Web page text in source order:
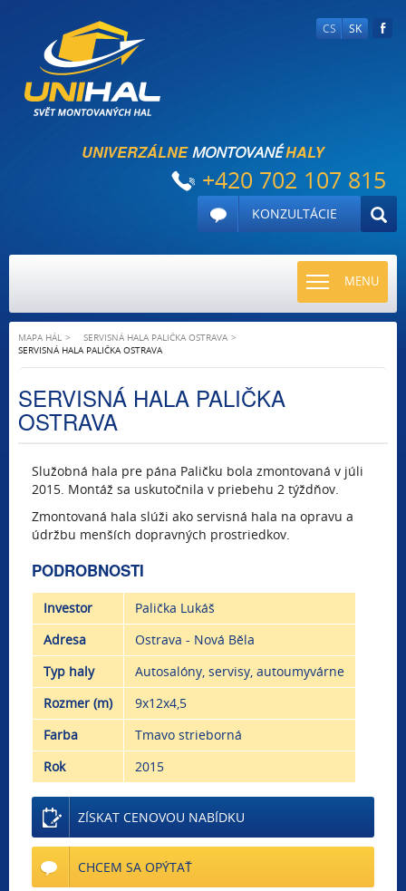
CS SK
UNIVERZÁLNEMONTOVANÉHALY
+420 702 107 815
KONZULTÁCIE
MENU
TOGGLE
MAPA HÁL
SERVISNÁ HALA PALIČKA OSTRAVA
SERVISNÁ HALA PALIČKA OSTRAVA
SERVISNÁ HALA PALIČKA
OSTRAVA
Služobná hala pre pána Paličku bola zmontovaná v júli
2015. Montáž sa uskutočnila v priebehu 2 týždňov.
Zmontovaná hala slúži ako servisná hala na opravu a
údržbu menších dopravných prostriedkov.
PODROBNOSTI
Investor
Palička Lukáš
Adresa
Ostrava - Nová Běla
Typ haly
Autosalóny, servisy, autoumyvárne
Rozmer (m)
9x12x4,5
Farba
Tmavo strieborná
Rok
2015
ZÍSKAT CENOVOU NABÍDKU
CHCEM SA OPÝTAŤ